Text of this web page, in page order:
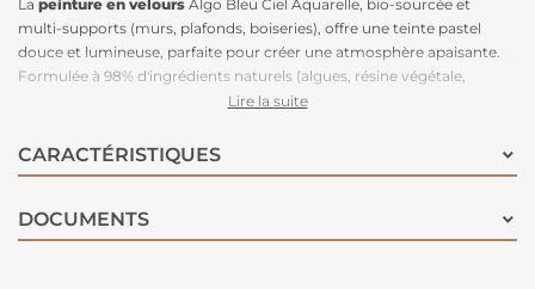
La peinture en velours Algo Bleu Ciel Aquarelle, bio-sourcée et
multi-supports (murs, plafonds, boiseries), offre une teinte pastel
douce et lumineuse, parfaite pour créer une atmosphère apaisante.
Formulée à 98% d'ingrédients naturels (algues, résine végétale,
extraits calcaires et minéraux), elle est respectueuse de
délicat à un blanc cassé pour rehausser sa clarté, à un brun doux pour
plus de chaleur, ou à un vert intense pour une composition
finition velours apporte une
restant lessivable et facile d'entretien.
Lire la suite
CARACTÉRISTIQUES
DOCUMENTS